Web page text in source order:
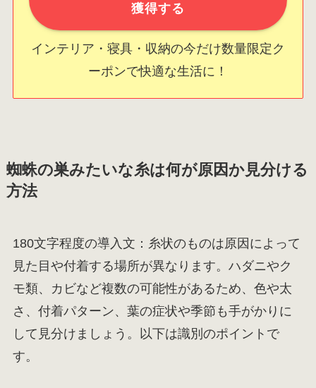
獲得する
インテリア・寝具・収納の今だけ数量限定ク
ーポンで快適な生活に！
蜘蛛の巣みたいな糸は何が原因か見分ける
方法
180文字程度の導入文：糸状のものは原因によって
見た目や付着する場所が異なります。ハダニやク
モ類、カビなど複数の可能性があるため、色や太
さ、付着パターン、葉の症状や季節も手がかりに
して見分けましょう。以下は識別のポイントで
す。